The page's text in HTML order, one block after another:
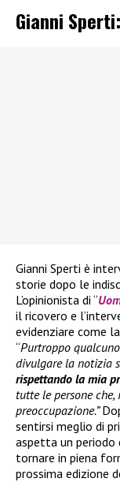
Gianni
Gianni Sperti è
storie dopo le
L’opinionista di “
il ricovero e
evidenziare come
“Purtroppo
divulgare la notizia
rispettando la mia
tutte le persone
preoccupazione.”
sentirsi meglio di
aspetta un periodo
tornare in piena
prossima edizione